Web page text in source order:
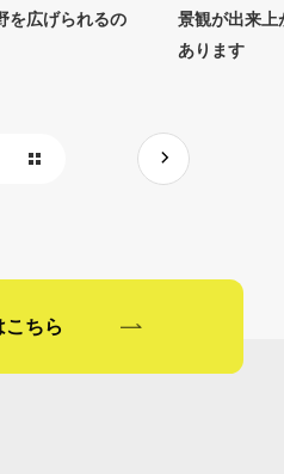
を広げられるの
景観が出来上
あります
ちら